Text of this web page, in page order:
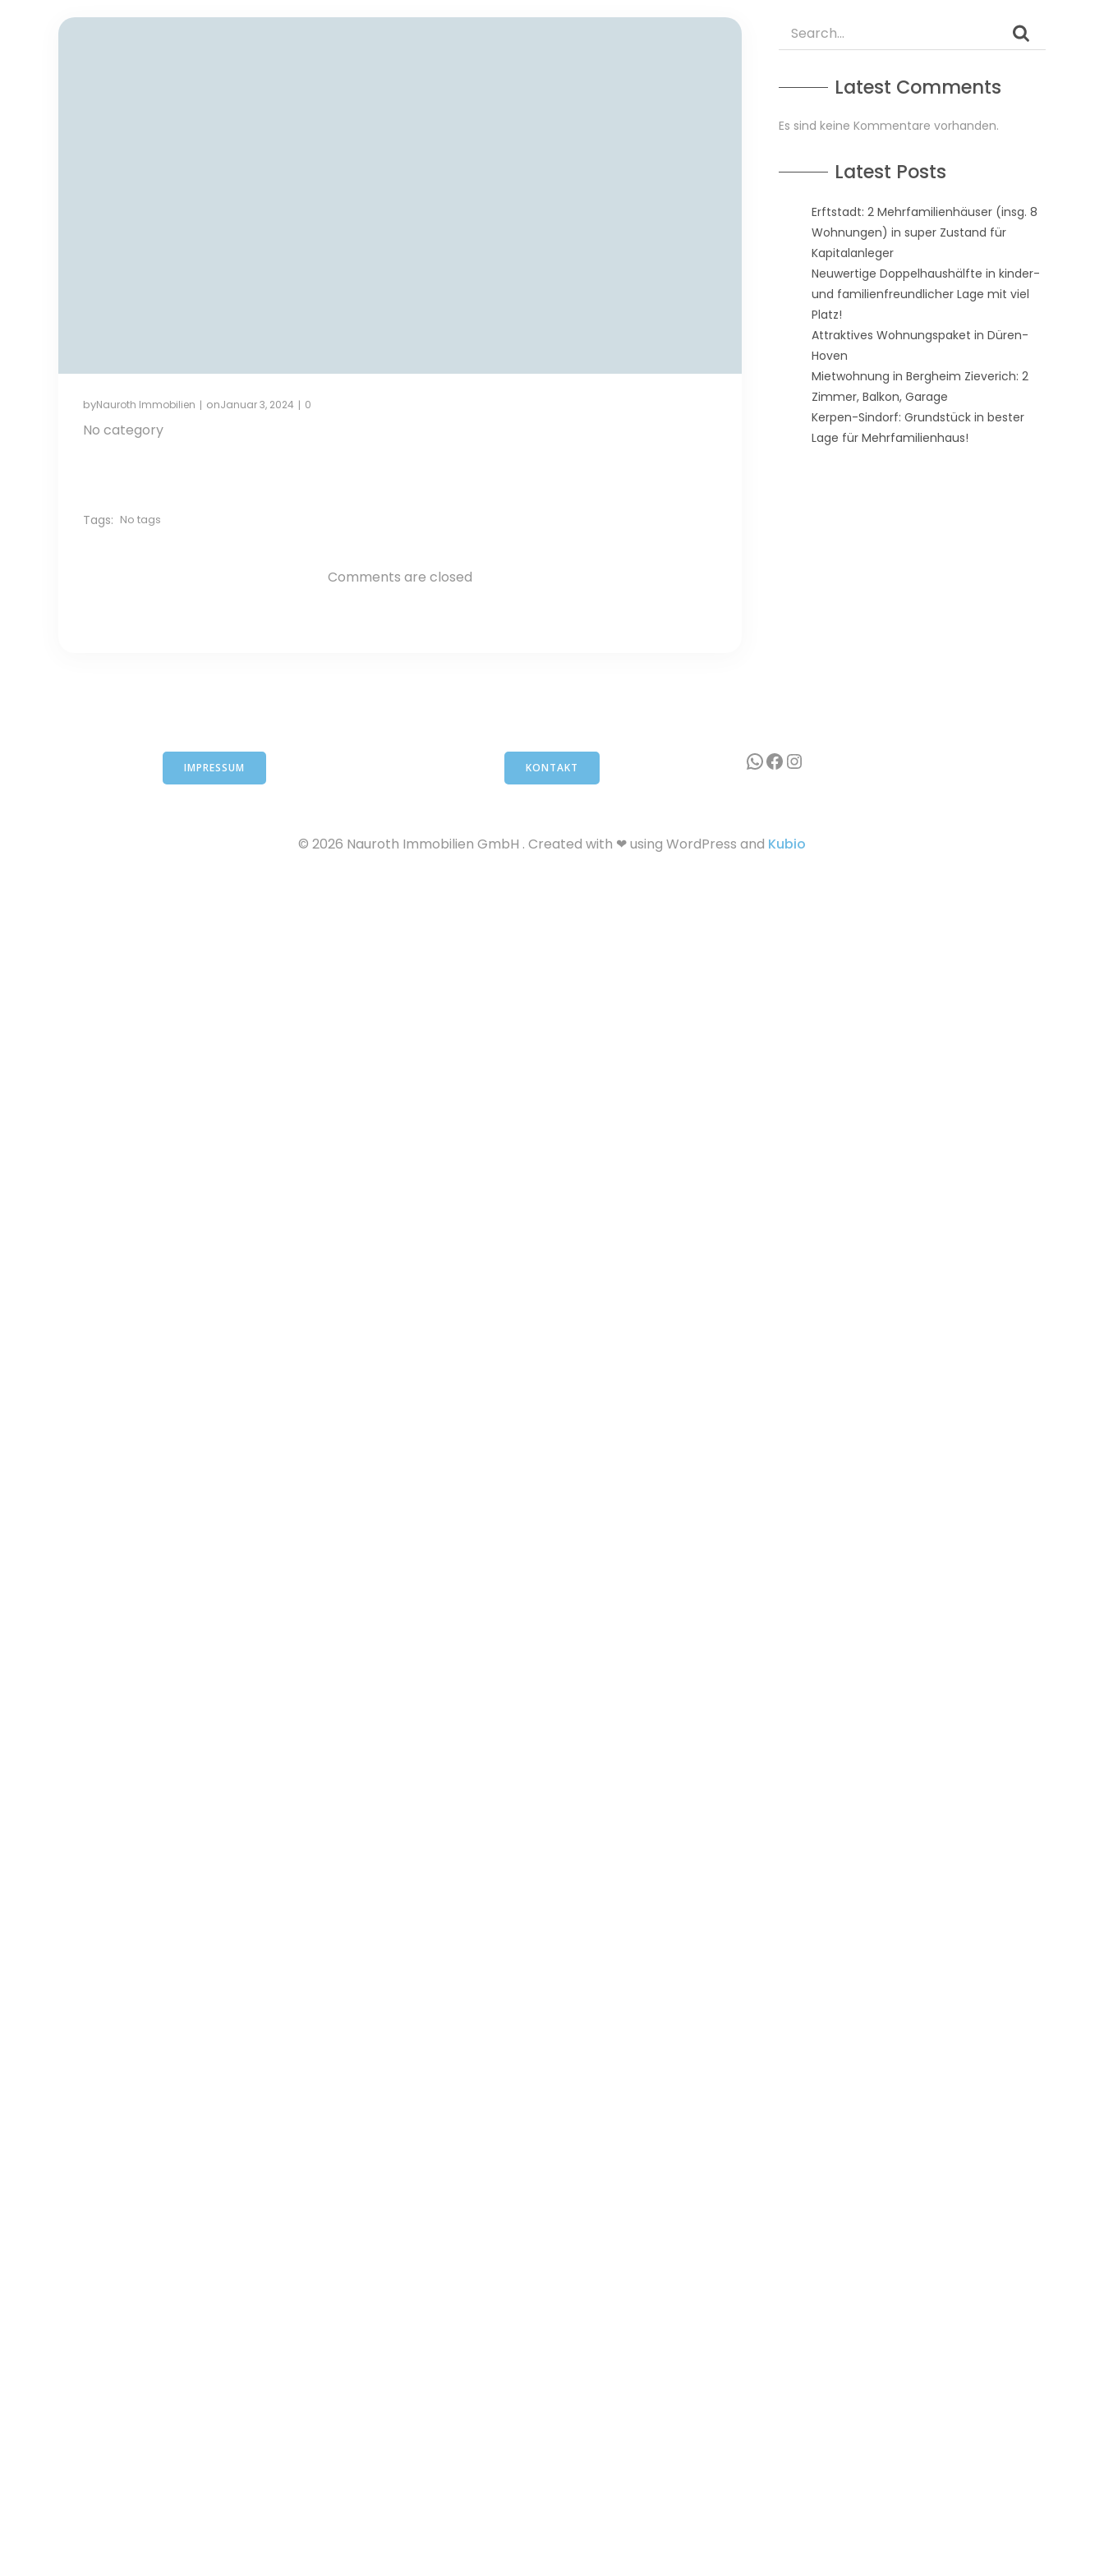
byNauroth Immobilien | onJanuar 3, 2024 | 0
No category
Tags: No tags
Comments are closed
Latest Comments
Es sind keine Kommentare vorhanden.
Latest Posts
Erftstadt: 2 Mehrfamilienhäuser (insg. 8
Wohnungen) in super Zustand für
Kapitalanleger
Neuwertige Doppelhaushälfte in kinder-
und familienfreundlicher Lage mit viel
Platz!
Attraktives Wohnungspaket in Düren-
Hoven
Mietwohnung in Bergheim Zieverich: 2
Zimmer, Balkon, Garage
Kerpen-Sindorf: Grundstück in bester
Lage für Mehrfamilienhaus!
IMPRESSUM KONTAKT WhatsApp
Facebook
Instagram
© 2026 Nauroth Immobilien GmbH . Created with ❤ using WordPress and Kubio